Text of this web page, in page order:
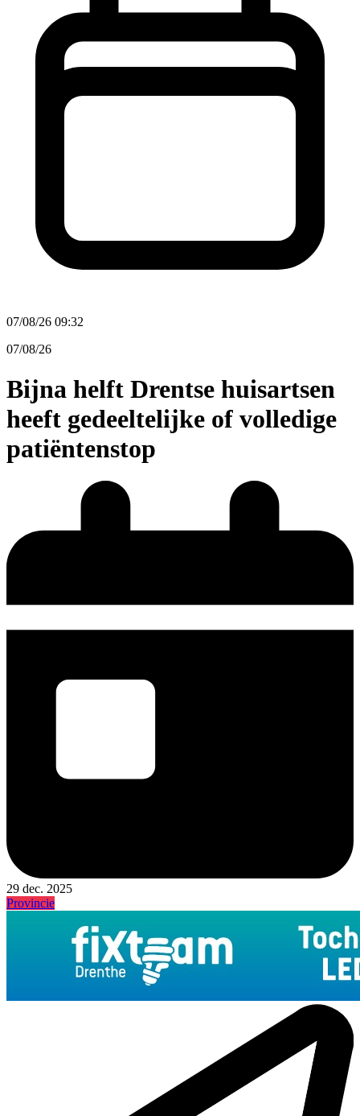
07/08/26 09:32
07/08/26
Bijna helft Drentse huisartsen
heeft gedeeltelijke of volledige
patiëntenstop
29 dec. 2025
Provincie